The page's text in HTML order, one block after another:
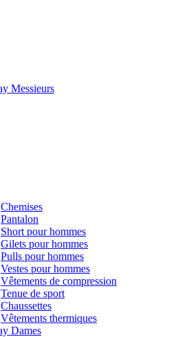
Messieurs
Chemises
Pantalon
Short pour hommes
Gilets pour hommes
Pulls pour hommes
Vestes pour hommes
Vêtements de compression
Tenue de sport
Chaussettes
Vêtements thermiques
Dames